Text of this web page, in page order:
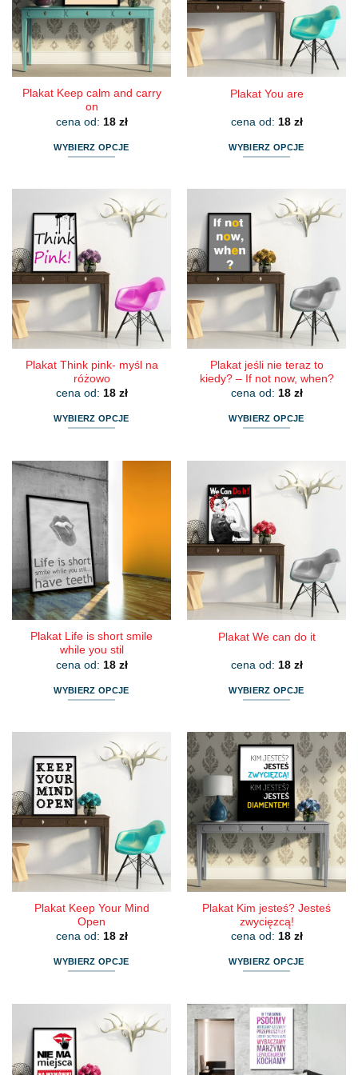
wybrać
na
stronie
produktu
wybrać
na
stronie
produktu
Plakat Keep calm and carry
on
cena od: 18 zł
WYBIERZ OPCJE
wiele
wariantów.
Opcje
można
wybrać
na
stronie
produktu
Plakat You are
cena od: 18 zł
WYBIERZ OPCJE
wiele
wariantów.
Opcje
można
wybrać
na
stronie
produktu
Plakat Think pink- myśl na
różowo
cena od: 18 zł
WYBIERZ OPCJE
ma
wiele
wariantów.
Opcje
można
wybrać
na
stronie
produktu
Plakat jeśli nie teraz to
kiedy? – If not now, when?
cena od: 18 zł
WYBIERZ OPCJE
wiele
wariantów.
Opcje
można
wybrać
na
stronie
produktu
Plakat Life is short smile
while you stil
cena od: 18 zł
WYBIERZ OPCJE
wiele
wariantów.
Opcje
można
wybrać
na
stronie
produktu
Plakat We can do it
cena od: 18 zł
WYBIERZ OPCJE
ma
wiele
wariantów.
Opcje
można
wybrać
na
stronie
produktu
Plakat Keep Your Mind
Open
cena od: 18 zł
WYBIERZ OPCJE
wiele
wariantów.
Opcje
Plakat Kim jesteś? Jesteś
zwycięzcą!
cena od: 18 zł
WYBIERZ OPCJE
ma
wiele
wariantów.
Opcje